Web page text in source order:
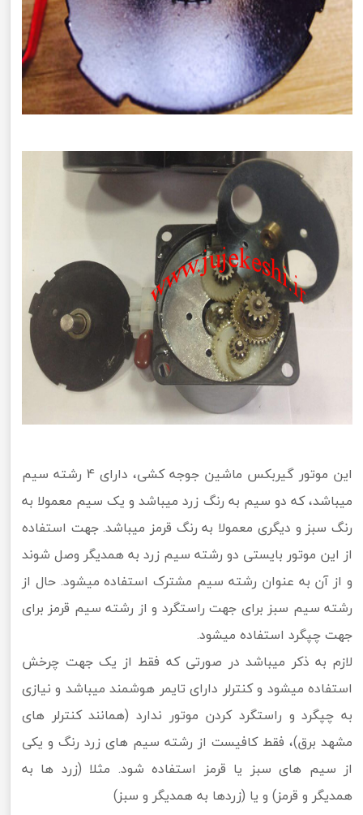
این موتور گیربکس ماشین جوجه کشی، دارای 4 رشته سیم
میباشد، که دو سیم به رنگ زرد میباشد و یک سیم معمولا به
رنگ سبز و دیگری معمولا به رنگ قرمز میباشد. جهت استفاده
از این موتور بایستی دو رشته سیم زرد به همدیگر وصل شوند
و از آن به عنوان رشته سیم مشترک استفاده میشود. حال از
رشته سیم سبز برای جهت راستگرد و از رشته سیم قرمز برای
جهت چپگرد استفاده میشود.
لازم به ذکر میباشد در صورتی که فقط از یک جهت چرخش
استفاده میشود و کنترلر دارای تایمر هوشمند میباشد و نیازی
به چپگرد و راستگرد کردن موتور ندارد (همانند کنترلر های
مشهد برق)، فقط کافیست از رشته سیم های زرد رنگ و یکی
از سیم های سبز یا قرمز استفاده شود. مثلا (زرد ها به
همدیگر و قرمز) و یا (زردها به همدیگر و سبز)